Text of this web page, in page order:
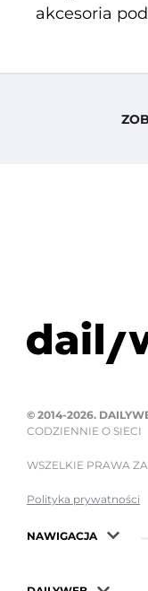
akcesoria
© 2014-2026.
CODZIENNIE O SIECI
WSZELKIE PRAWA
Polityka prywatności
NAWIGACJA